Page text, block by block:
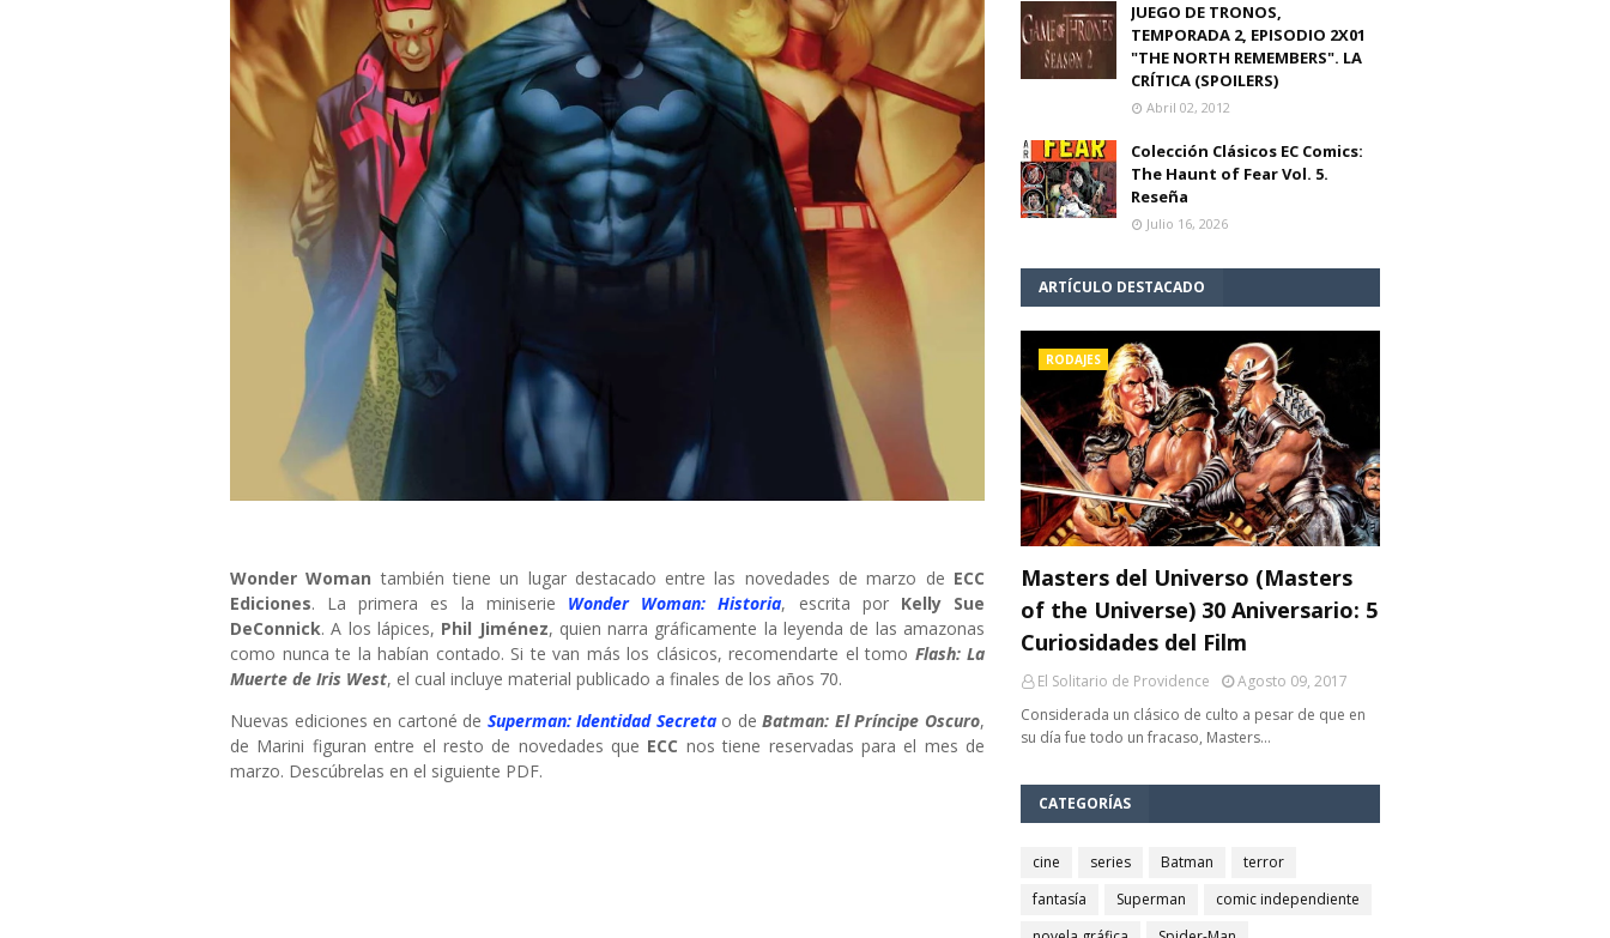
Wonder Woman también tiene un lugar destacado entre las novedades de marzo de ECC
Ediciones. La primera es la miniserie Wonder Woman: Historia, escrita por Kelly Sue
DeConnick. A los lápices, Phil Jiménez, quien narra gráficamente la leyenda de las amazonas
como nunca te la habían contado. Si te van más los clásicos, recomendarte el tomo Flash: La
Muerte de Iris West, el cual incluye material publicado a finales de los años 70.
Nuevas ediciones en cartoné de Superman: Identidad Secretao deBatman: El Príncipe Oscuro,
de Marini figuran entre el resto de novedades que ECC nos tiene reservadas para el mes de
marzo. Descúbrelas en el siguiente PDF.
JUEGO DE TRONOS,
TEMPORADA 2, EPISODIO 2X01
"THE NORTH REMEMBERS". LA
CRÍTICA (SPOILERS)
Abril 02, 2012
Colección Clásicos EC Comics:
The Haunt of Fear Vol. 5.
Reseña
Julio 16, 2026
ARTÍCULO DESTACADO
RODAJES
Masters del Universo (Masters
of the Universe) 30 Aniversario: 5
Curiosidades del Film
El Solitario de Providence
Agosto 09, 2017
Considerada un clásico de culto a pesar de que en
su día fue todo un fracaso, Masters…
CATEGORÍAS
cine series Batman
terror
fantasía
Superman
comic independiente